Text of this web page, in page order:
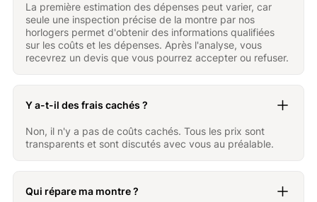
La première estimation des dépenses peut varier, car
seule une inspection précise de la montre par nos
horlogers permet d'obtenir des informations qualifiées
sur les coûts et les dépenses. Après l'analyse, vous
recevrez un devis que vous pourrez accepter ou refuser.
Y a-t-il des frais cachés ?
Non, il n'y a pas de coûts cachés. Tous les prix sont
transparents et sont discutés avec vous au préalable.
Qui répare ma montre ?